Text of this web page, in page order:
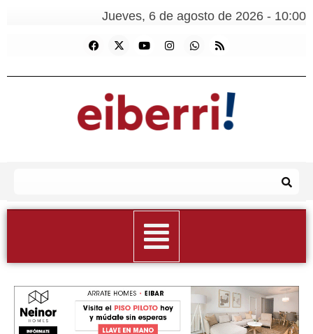
Jueves, 6 de agosto de 2026 - 10:00